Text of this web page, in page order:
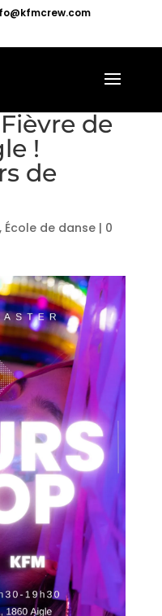
de
!
de
, École de danse| 0